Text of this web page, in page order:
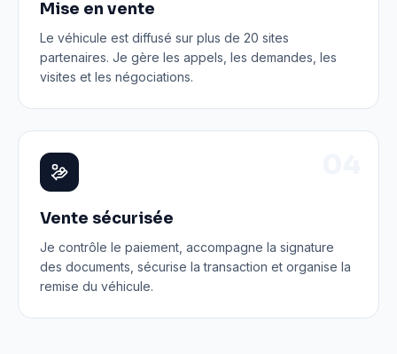
Mise en vente
Le véhicule est diffusé sur plus de 20 sites
partenaires. Je gère les appels, les demandes, les
visites et les négociations.
Vente sécurisée
Je contrôle le paiement, accompagne la signature
des documents, sécurise la transaction et organise la
remise du véhicule.